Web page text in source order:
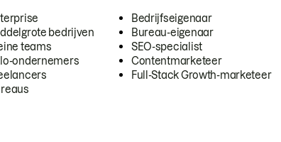
bedrijven
teams
ondernemers
Bedrijfseigenaar
Bureau-eigenaar
SEO-specialist
Contentmarketeer
Full-Stack Growth-marketeer